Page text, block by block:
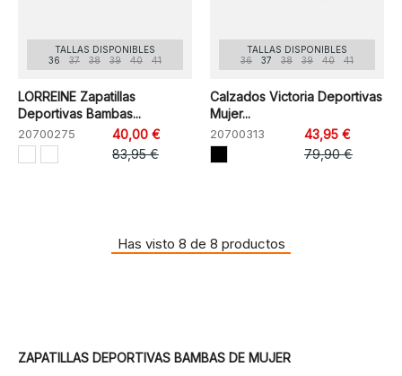
TALLAS DISPONIBLES
36
37 38 39 40 41
LORREINE Zapatillas
Deportivas Bambas...
20700275
40,00 €
83,95 €
TALLAS DISPONIBLES
36
37 38 39 40 41
Calzados Victoria Deportivas
Mujer...
20700313
43,95 €
79,90 €
Has visto 8 de 8 productos
ZAPATILLAS DEPORTIVAS BAMBAS DE MUJER